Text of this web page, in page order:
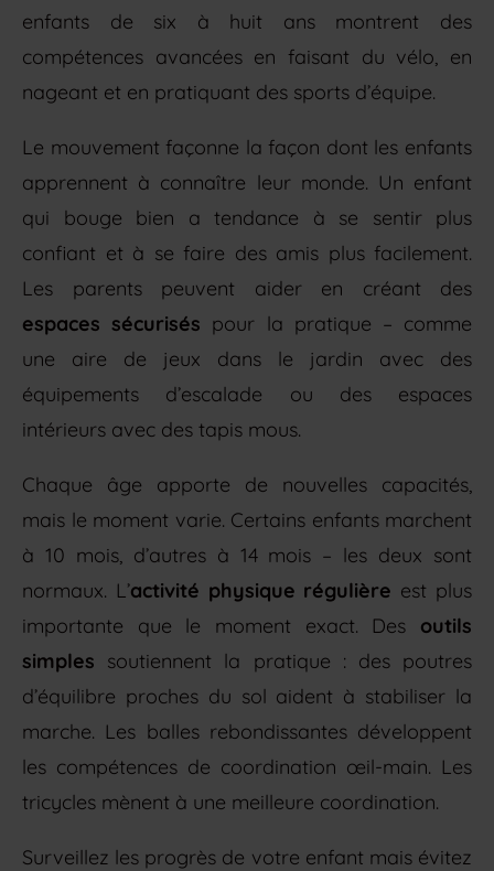
enfants de six à huit ans montrent des
compétences avancées en faisant du vélo, en
nageant et en pratiquant des sports d’équipe.
Le mouvement façonne la façon dont les enfants
apprennent à connaître leur monde. Un enfant
qui bouge bien a tendance à se sentir plus
confiant et à se faire des amis plus facilement.
Les parents peuvent aider en créant des
espaces sécurisés pour la pratique – comme
une aire de jeux dans le jardin avec des
équipements d’escalade ou des espaces
intérieurs avec des tapis mous.
Chaque âge apporte de nouvelles capacités,
mais le moment varie. Certains enfants marchent
à 10 mois, d’autres à 14 mois – les deux sont
normaux. L’activité physique régulière est plus
importante que le moment exact. Des outils
simples soutiennent la pratique : des poutres
d’équilibre proches du sol aident à stabiliser la
marche. Les balles rebondissantes développent
les compétences de coordination œil-main. Les
tricycles mènent à une meilleure coordination.
Surveillez les progrès de votre enfant mais évitez